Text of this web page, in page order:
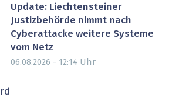
Update: Liechtensteiner
Justizbehörde nimmt nach
Cyberattacke weitere Systeme
vom Netz
06.08.2026 - 12:14 Uhr